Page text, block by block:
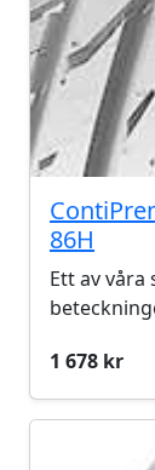
86H
Ett av
1 678 kr